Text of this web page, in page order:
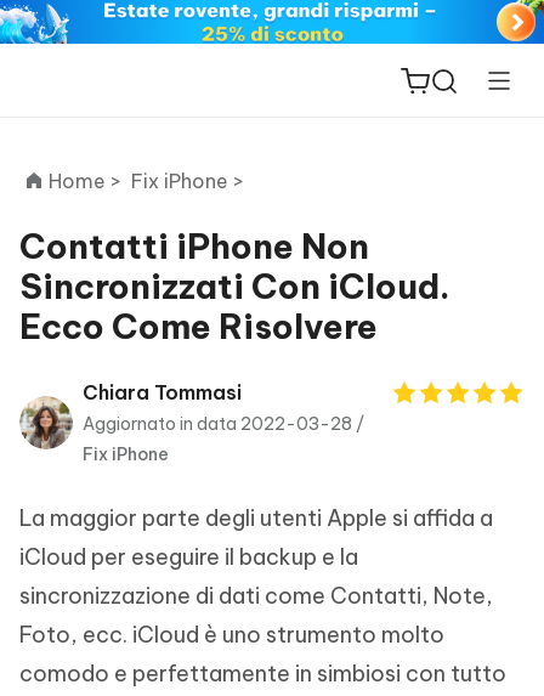
ReiBoot
for iOS
PDNob
PDF
Editor
New
iAnyGo
Home > Fix iPhone >
Contatti iPhone Non
Sincronizzati Con iCloud.
Ecco Come Risolvere
Chiara Tommasi
Aggiornato in data 2022-03-28 /
Fix iPhone
La maggior parte degli utenti Apple si affida a
iCloud per eseguire il backup e la
sincronizzazione di dati come Contatti, Note,
Foto, ecc. iCloud è uno strumento molto
comodo e perfettamente in simbiosi con tutto